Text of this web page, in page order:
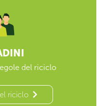
del riciclo
riciclo